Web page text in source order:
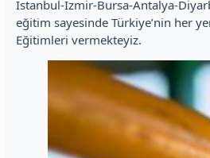
İstanbul-İzmir-Bursa-Antalya-
eğitim sayesinde Türkiye’nin her
Eğitimleri vermekteyiz.